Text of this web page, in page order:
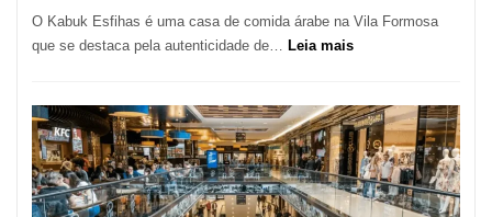
O Kabuk Esfihas é uma casa de comida árabe na Vila Formosa
que se destaca pela autenticidade de…
Leia mais:
na
Vila
Formosa
–
Kabuk